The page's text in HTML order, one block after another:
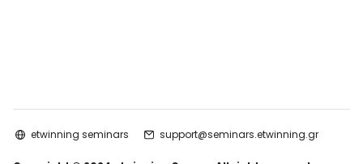
etwinning seminars support@seminars.etwinning.gr